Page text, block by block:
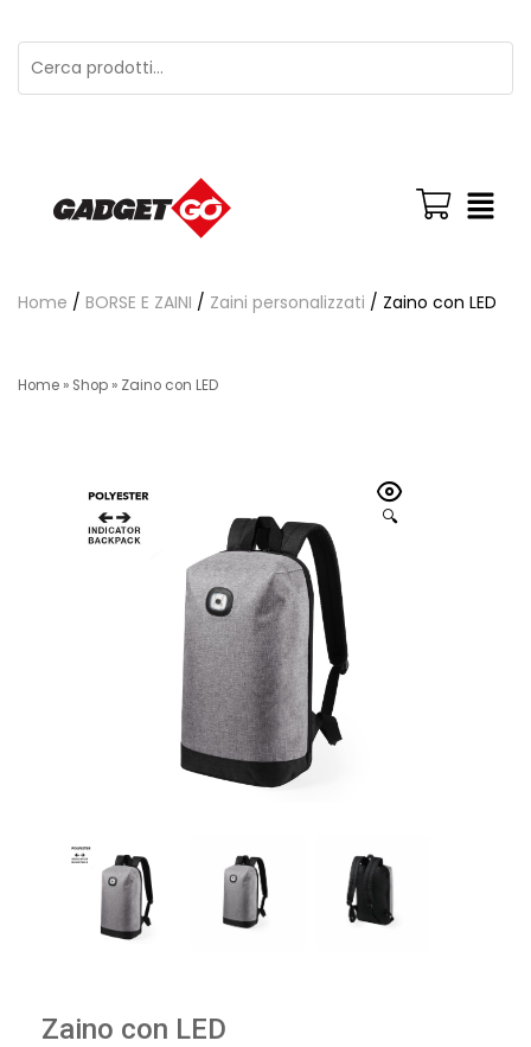
Home / BORSE E ZAINI / Zaini personalizzati / Zaino con LED
Home » Shop » Zaino con LED
🔍
Zaino con LED